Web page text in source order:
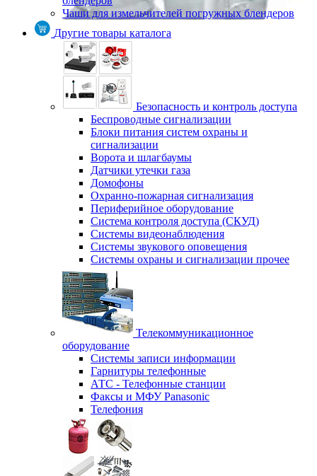
Чаши для измельчителей погружных блендеров
Другие товары каталога
Безопасность и контроль доступа
Беспроводные сигнализации
Блоки питания систем охраны и
сигнализации
Ворота и шлагбаумы
Датчики утечки газа
Домофоны
Охранно-пожарная сигнализация
Периферийное оборудование
Система контроля доступа (СКУД)
Системы видеонаблюдения
Системы звукового оповещения
Системы охраны и сигнализации прочее
Телекоммуникационное
оборудование
Системы записи информации
Гарнитуры телефонные
АТС - Телефонные станции
Факсы и МФУ Panasonic
Телефония